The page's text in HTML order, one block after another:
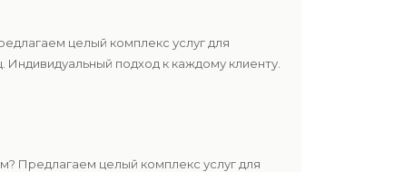
целый комплекс услуг для
подход к каждому клиенту.
Предлагаем целый комплекс услуг для